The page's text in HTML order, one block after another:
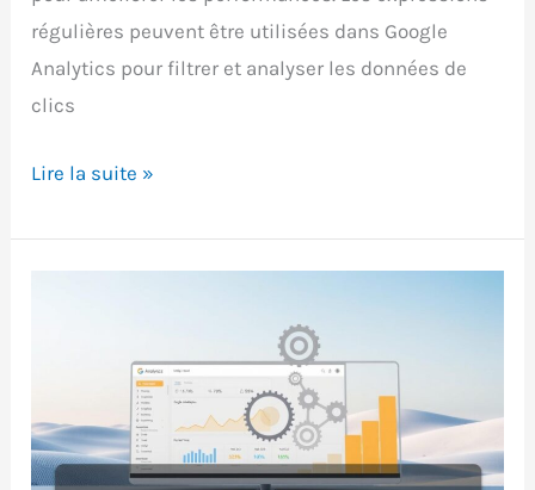
régulières peuvent être utilisées dans Google
Analytics pour filtrer et analyser les données de
clics
Qui
vraiment
Ads
?
Lire la suite »